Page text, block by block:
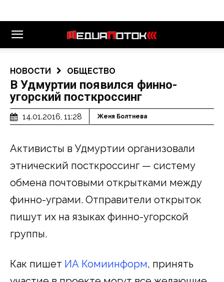
НОВОСТИ ОБЩЕСТВО
В Удмуртии появился финно-
угорский посткроссинг
14.01.2016, 11:28 Женя Болтнева
Активисты в Удмуртии организовали
этнический посткроссинг — систему
обмена почтовыми открытками между
финно-уграми. Отправители открыток
пишут их на языках финно-угорской
группы.
Как пишет ИА Комиинформ, принять